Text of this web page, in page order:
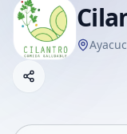
Compartir empresa